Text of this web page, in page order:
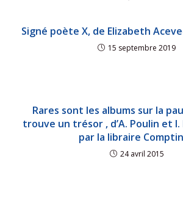
Signé poète X, de Elizabeth
15 septembre 2019
Rares sont les albums sur la
trouve un trésor , d’A. Poulin et
par la libraire
24 avril 2015